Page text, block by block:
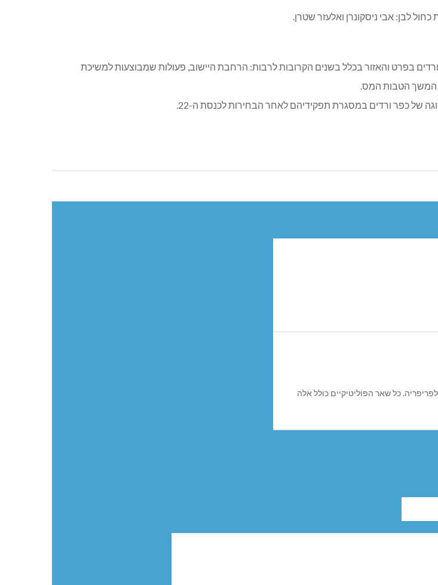
לבן: אבי ניסקונרן ואלעזר שטרן.
בפרט והאזור בכלל בשנים הקרובות לרבות: הרחבת היישוב, פעולות שמבוצעות למשיכת
המשך הטבות המס.
של כפר ורדים במסגרת תפקידיהם לאחר הבחירות לכנסת ה-22.
לפריפריה. כל שאר הפוליטיקיים כולל אלה